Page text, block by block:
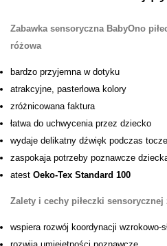
Zabawka sensoryczna BabyOno
różowa
bardzo przyjemna w dotyku
atrakcyjne, pasterlowa kolory
zróżnicowana faktura
łatwa do uchwycenia przez dziecko
wydaje delikatny dźwięk podczas
zaspokaja potrzeby poznawcze
atest Oeko-Tex Standard 100
Zalety i cechy piłeczki
wspiera rozwój koordynacji wzrokowo-